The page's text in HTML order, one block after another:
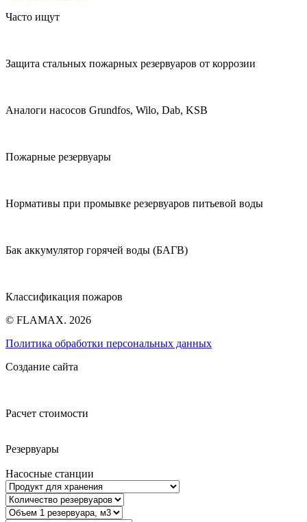
Часто ищут
Защита стальных пожарных резервуаров от коррозии
Аналоги насосов Grundfos, Wilo, Dab, KSB
Пожарные резервуары
Нормативы при промывке резервуаров питьевой воды
Бак аккумулятор горячей воды (БАГВ)
Классификация пожаров
© FLAMAX. 2026
Политика обработки персональных данных
Создание сайта
Расчет стоимости
Резервуары
Насосные станции